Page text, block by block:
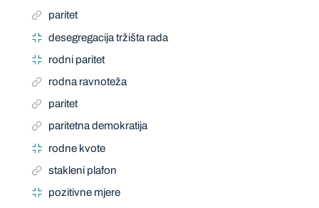
paritet
desegregacija tržišta rada
rodni paritet
rodna ravnoteža
paritet
paritetna demokratija
rodne kvote
stakleni plafon
pozitivne mjere